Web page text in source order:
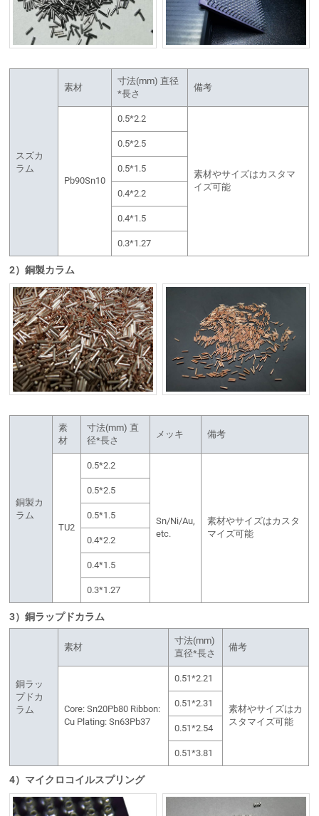
スズカ
ラム
素材
寸法(mm) 直径
*長さ
備考
Pb90Sn10
0.5*2.2
素材やサイズはカスタマ
イズ可能
0.5*2.5
0.5*1.5
0.4*2.2
0.4*1.5
0.3*1.27
2）銅製カラム
銅製カ
ラム
素
材
寸法(mm) 直
径*長さ
メッキ 備考
TU2
0.5*2.2
Sn/Ni/Au,
etc.
素材やサイズはカスタ
マイズ可能
0.5*2.5
0.5*1.5
0.4*2.2
0.4*1.5
0.3*1.27
3）銅ラップドカラム
銅ラッ
プドカ
ラム
素材
寸法(mm)
直径*長さ
備考
Core: Sn20Pb80 Ribbon:
Cu Plating: Sn63Pb37
0.51*2.21
素材やサイズはカ
スタマイズ可能
0.51*2.31
0.51*2.54
0.51*3.81
4）マイクロコイルスプリング